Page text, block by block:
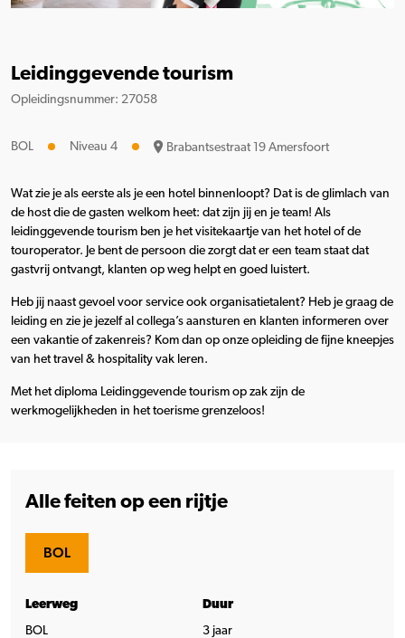
Leidinggevende tourism
Opleidingsnummer: 27058
BOL Niveau 4 Brabantsestraat 19 Amersfoort
Wat zie je als eerste als je een hotel binnenloopt? Dat is de glimlach van
de host die de gasten welkom heet: dat zijn jij en je team! Als
leidinggevende tourism ben je het visitekaartje van het hotel of de
touroperator. Je bent de persoon die zorgt dat er een team staat dat
gastvrij ontvangt, klanten op weg helpt en goed luistert.
Heb jij naast gevoel voor service ook organisatietalent? Heb je graag de
leiding en zie je jezelf al collega’s aansturen en klanten informeren over
een vakantie of zakenreis? Kom dan op onze opleiding de fijne kneepjes
van het travel & hospitality vak leren.
Met het diploma Leidinggevende tourism op zak zijn de
werkmogelijkheden in het toerisme grenzeloos!
Alle feiten op een rijtje
BOL
Leerweg
BOL
Duur
3 jaar